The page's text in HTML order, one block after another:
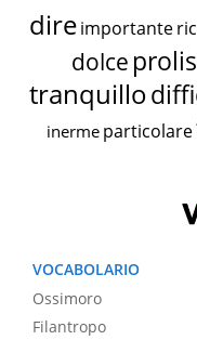
dire importante
dolce
tranquillo
inerme particolare
VOCABOLARIO
Ossimoro
Filantropo